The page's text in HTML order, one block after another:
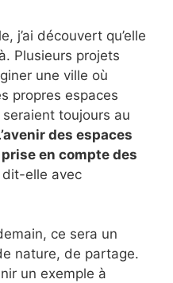
j’ai découvert qu’elle
Plusieurs projets
une ville où
propres espaces
toujours au
des espaces
en compte des
dit-elle avec
ce sera un
nature, de partage.
un exemple à